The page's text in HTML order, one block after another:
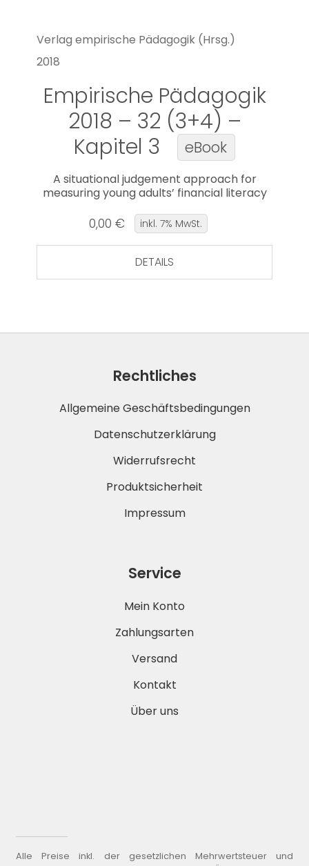
Verlag empirische Pädagogik (Hrsg.)
2018
Empirische Pädagogik
2018 – 32 (3+4) –
Kapitel 3
eBook
A situational judgement approach for
measuring young adults’ financial literacy
0,00 € inkl. 7% MwSt.
DETAILS
Rechtliches
Allgemeine Geschäftsbedingungen
Datenschutzerklärung
Widerrufsrecht
Produktsicherheit
Impressum
Service
Mein Konto
Zahlungsarten
Versand
Kontakt
Über uns
Alle Preise inkl. der gesetzlichen Mehrwertsteuer und